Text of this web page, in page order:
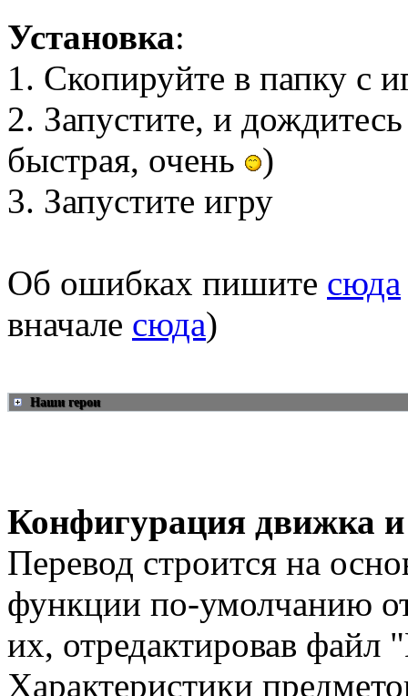
Установка:
1. Скопируйте в папку с
2. Запустите, и
быстрая, очень
)
3. Запустите игру
Об ошибках пишите сюда
вначале сюда)
Наши герои
Конфигурация движка
Перевод строится на
функции по-умолчанию
их, отредактировав файл
Характеристики